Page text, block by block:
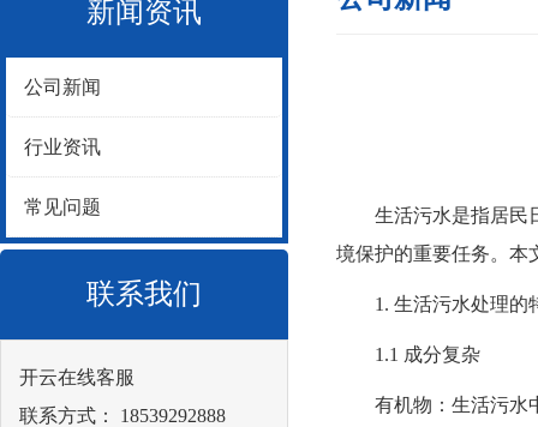
新闻资讯
公司新闻
行业资讯
常见问题
联系我们
开云在线客服
联系方式： 18539292888
生活污水是指居民日
境保护的重要任务。本
1. 生活污水处理的
1.1 成分复杂
有机物：生活污水中